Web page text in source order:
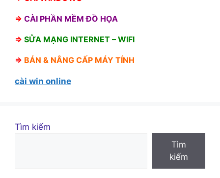
⇒ CÀI PHẦN MỀM ĐỒ HỌA
⇒ SỬA MẠNG INTERNET – WIFI
⇒ BÁN & NÂNG CẤP MÁY TÍNH
cài win online
Tìm kiếm
Tìm
kiếm